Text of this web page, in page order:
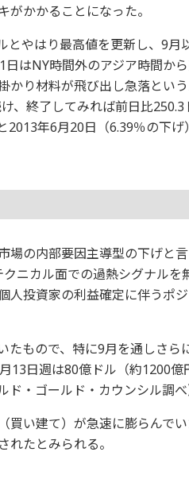
かかることになった。
とやはり最高値を更新し、9月
日はNY時間外のアジア時間か
かり材料が飛び出し急落とい
、終了してみれば前日比
2013年6月20日（6.39％の下
場の内部要因主導型の下げと
ニカル面での過熱シグナルを
人投資家の利益確定に伴うポ
たもので、特に9月を通しさら
13日週は80億ドル（約1200
・ゴールド・カウンシル調べ
買い建て）が急速に膨らんで
れたとみられる。